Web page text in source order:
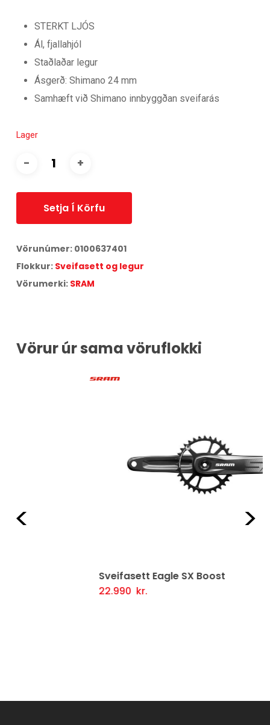
STERKT LJÓS
Ál, fjallahjól
Staðlaðar legur
Ásgerð: Shimano 24 mm
Samhæft við Shimano innbyggðan sveifarás
Lager
Setja Í Körfu
Vörunúmer: 0100637401
Flokkur: Sveifasett og legur
Vörumerki: SRAM
Vörur úr sama vöruflokki
Sveifasett Eagle SX Boost